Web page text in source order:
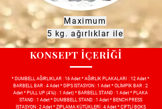
Maximum
5 kg. ağırlıklar ile
KONSEPT İÇERİĞİ
* DUMBELL AĞIRLIKLAR : 16 Adet * AĞIRLIK PLAKALARI : 12 Adet *
BARBELL BAR : 4 Adet * DİPS İSTASYON : 1 Adet * OLİMPİK BAR : 2
Adet * PULL UP (4’lü) : 1 Adet) * BARBELL STAND : 1 Adet * PLAKA
STAND : 1 Adet * DUMBBELL STAND : 1 Adet * BENCH PRESS
İSTASYON : 2 Adet * ZIPLAMA KÜTÜKLERİ : 4 Adet * ÇİFTLİ BOKS